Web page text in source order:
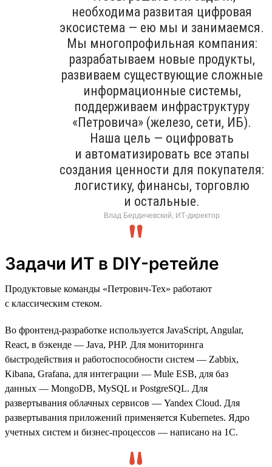
необходима развитая цифровая
экосистема — ею мы и занимаемся.
Мы многопрофильная компания:
разрабатываем новые продукты,
развиваем существующие сложные
информационные системы,
поддерживаем инфраструктуру
«Петровича» (железо, сети, ИБ).
Наша цель — оцифровать
и автоматизировать все этапы
создания ценности для покупателя:
логистику, финансы, торговлю
и остальные.
Влад Бердичевский, ИТ-директор
Задачи ИТ в DIY-ретейле
Продуктовые команды «Петрович-Тех» работают
с классическим стеком.
Во фронтенд-разработке используется JavaScript, Angular,
React, в бэкенде — Java, PHP. Для мониторинга
быстродействия и работоспособности систем — Zabbix,
Kibana, Grafana, для интеграции — Mule ESB, для баз
данных — MongoDB, MySQL и PostgreSQL. Для
развертывания облачных сервисов — Yandex Cloud. Для
развертывания приложений применяется Kubernetes. Ядро
учетных систем и бизнес-процессов — написано на 1С.